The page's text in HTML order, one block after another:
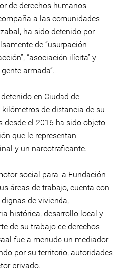
de derechos humanos
a las comunidades
ha sido detenido por
de “usurpación
“asociación ilícita” y
armada”.
en Ciudad de
de distancia de su
desde el 2016 ha sido objeto
que le representan
y un narcotraficante.
social para la Fundación
áreas de trabajo, cuenta con
de vivienda,
histórica, desarrollo local y
de su trabajo de derechos
fue a menudo un mediador
por su territorio, autoridades
privado.